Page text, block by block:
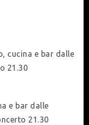
cucina e bar dalle
21.30
e bar dalle
21.30